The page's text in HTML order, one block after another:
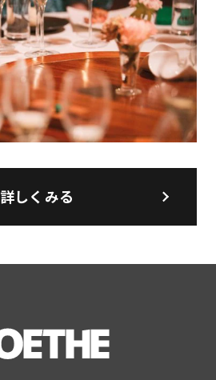
詳しくみる